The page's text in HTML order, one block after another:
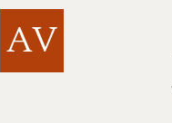
AV